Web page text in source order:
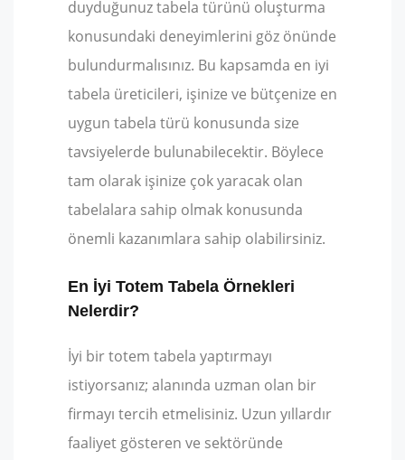
duyduğunuz tabela türünü oluşturma
konusundaki deneyimlerini göz önünde
bulundurmalısınız. Bu kapsamda en iyi
tabela üreticileri, işinize ve bütçenize en
uygun tabela türü konusunda size
tavsiyelerde bulunabilecektir. Böylece
tam olarak işinize çok yaracak olan
tabelalara sahip olmak konusunda
önemli kazanımlara sahip olabilirsiniz.
En İyi Totem Tabela Örnekleri
Nelerdir?
İyi bir totem tabela yaptırmayı
istiyorsanız; alanında uzman olan bir
firmayı tercih etmelisiniz. Uzun yıllardır
faaliyet gösteren ve sektöründe